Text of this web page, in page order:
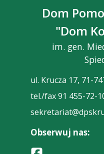
Dom
"Dom
im. gen.
ul. Krucza 17, 71-
tel./fax 91 455-72-
Obserwuj nas: